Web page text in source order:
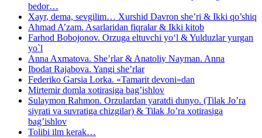
bedor…
Xayr, dema, sevgilim… Xurshid Davron she’ri & Ikki qo’shiq
Ahmad A’zam. Asarlaridan fiqralar & Ikki kitob
Farhod Bobojonov. Orzuga eltuvchi yo‘l & Yulduzlar yurgan
yo`l
Anna Axmatova. She’rlar & Anatoliy Nayman. Anna
Ibodat Rajabova. Yangi she’rlar
Federiko Garsia Lorka. «Tamarit devoni»dan
Mirtemir domla xotirasiga bag’ishlov
Sulaymon Rahmon. Orzulardan yaratdi dunyo. (Tilak Jo’ra
siyrati va suvratiga chizgilar) & Tilak Jo’ra xotirasiga
bag’ishlov
Tolibi ilm kerak…